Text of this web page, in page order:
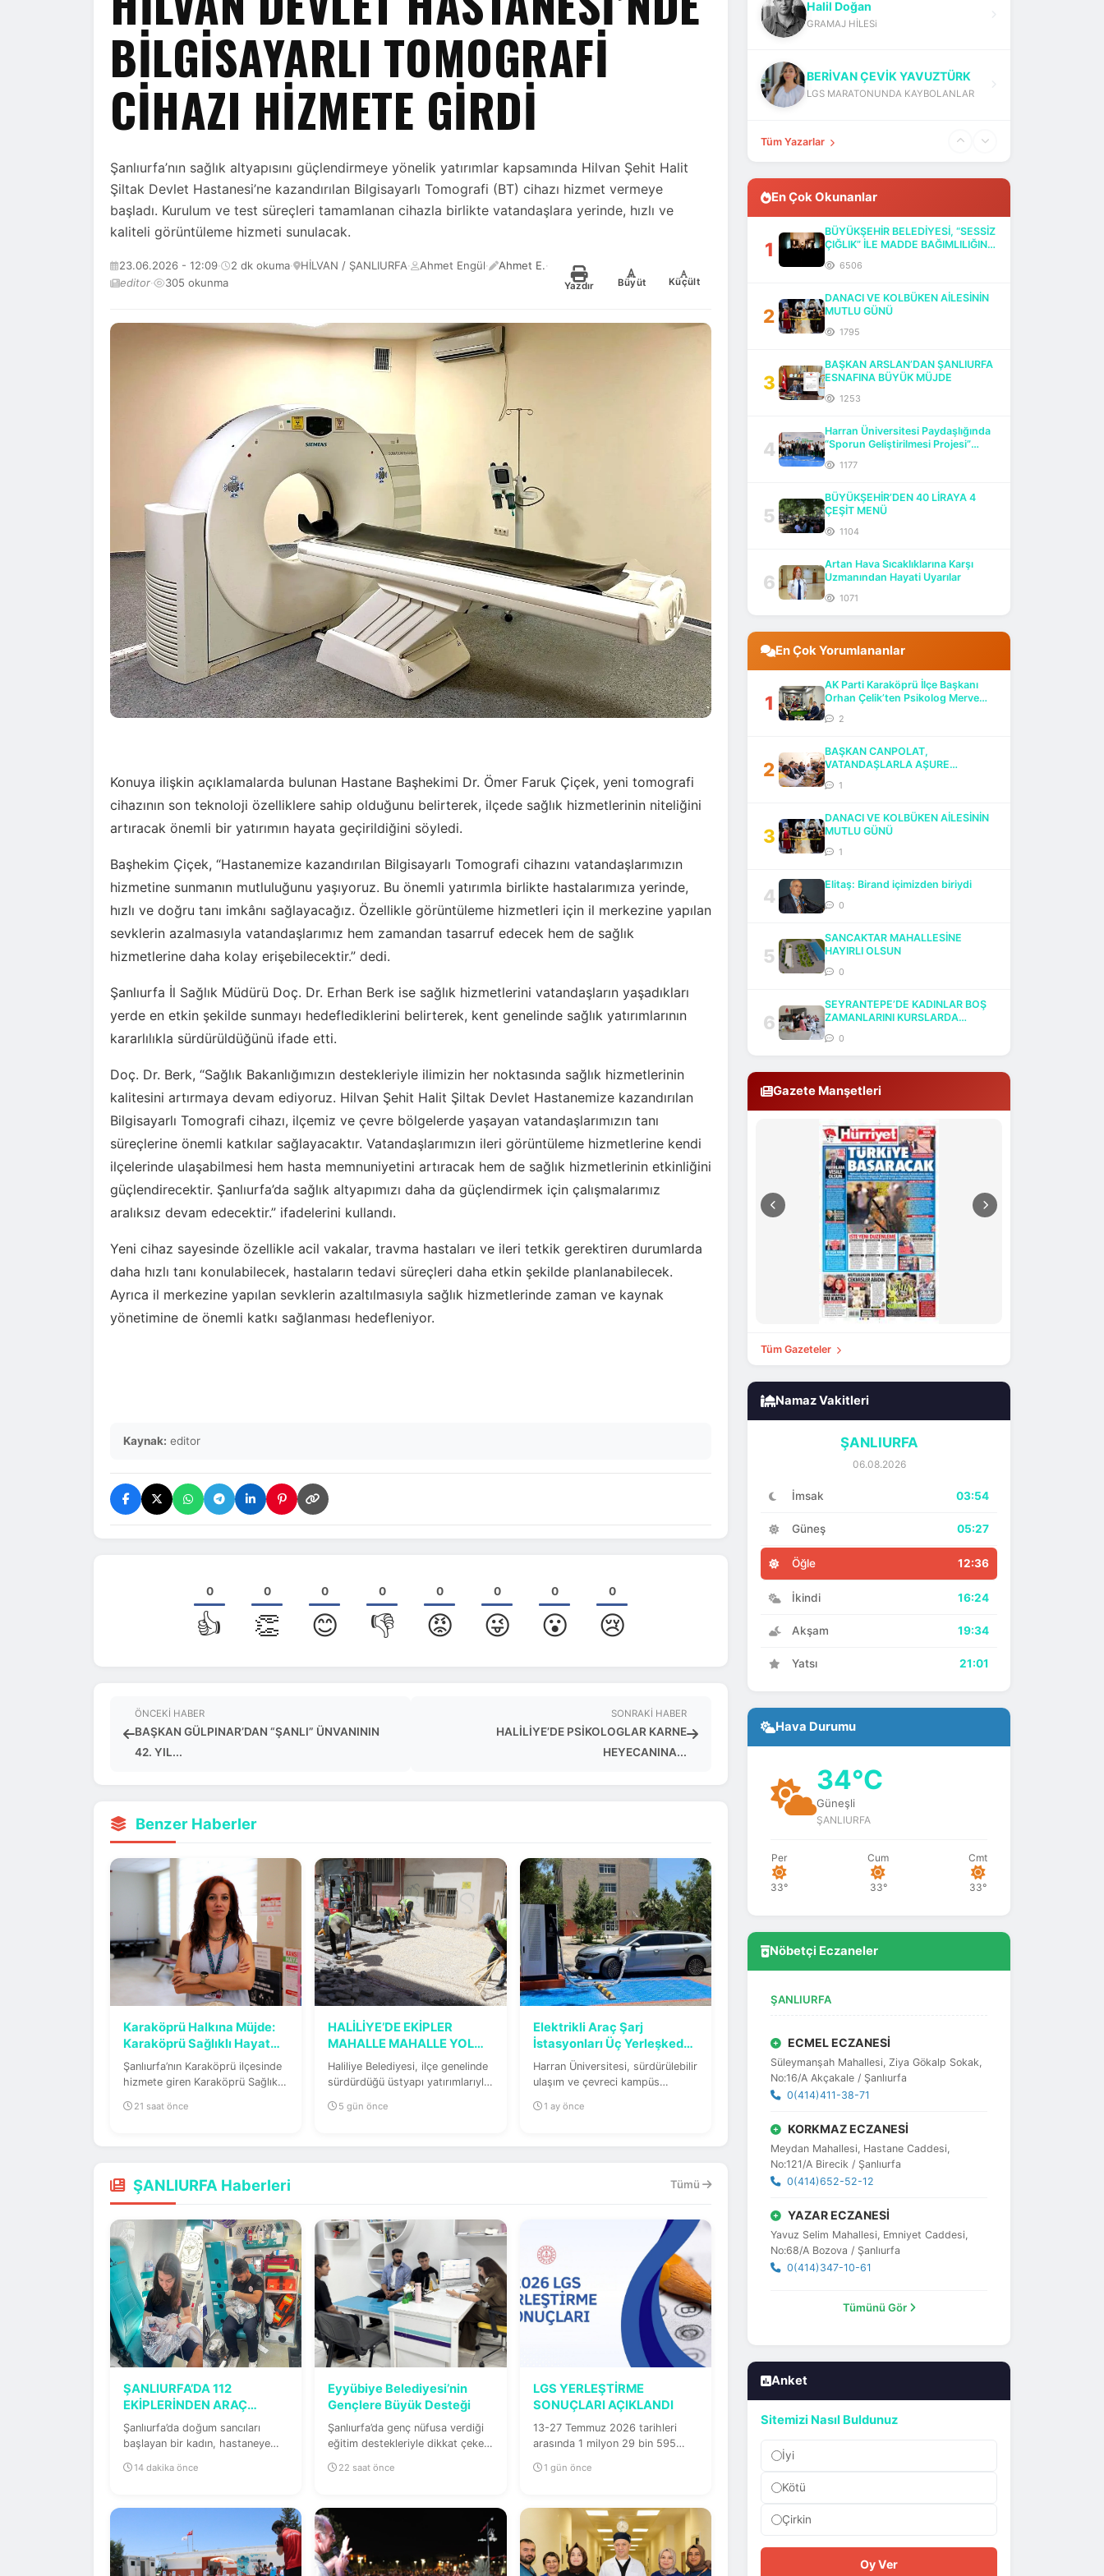
BILGISAYARLI TOMOGRAFI
CIHAZI HIZMETE GIRDI
Şanlıurfa’nın sağlık altyapısını güçlendirmeye yönelik yatırımlar kapsamında Hilvan Şehit Halit
Şiltak Devlet Hastanesi’ne kazandırılan Bilgisayarlı Tomografi (BT) cihazı hizmet vermeye
başladı. Kurulum ve test süreçleri tamamlanan cihazla birlikte vatandaşlara yerinde, hızlı ve
kaliteli görüntüleme hizmeti sunulacak.
23.06.2026 - 12:09· 2 dk okuma· HİLVAN / ŞANLIURFA· Ahmet Engül· Ahmet E.·
editor· 305 okunma Yazdır
+
Büyüt
-
Küçült
Konuya ilişkin açıklamalarda bulunan Hastane Başhekimi Dr. Ömer Faruk Çiçek, yeni tomografi
cihazının son teknoloji özelliklere sahip olduğunu belirterek, ilçede sağlık hizmetlerinin niteliğini
artıracak önemli bir yatırımın hayata geçirildiğini söyledi.
Başhekim Çiçek, “Hastanemize kazandırılan Bilgisayarlı Tomografi cihazını vatandaşlarımızın
hizmetine sunmanın mutluluğunu yaşıyoruz. Bu önemli yatırımla birlikte hastalarımıza yerinde,
hızlı ve doğru tanı imkânı sağlayacağız. Özellikle görüntüleme hizmetleri için il merkezine yapılan
sevklerin azalmasıyla vatandaşlarımız hem zamandan tasarruf edecek hem de sağlık
hizmetlerine daha kolay erişebilecektir.” dedi.
Şanlıurfa İl Sağlık Müdürü Doç. Dr. Erhan Berk ise sağlık hizmetlerini vatandaşların yaşadıkları
yerde en etkin şekilde sunmayı hedeflediklerini belirterek, kent genelinde sağlık yatırımlarının
kararlılıkla sürdürüldüğünü ifade etti.
Doç. Dr. Berk, “Sağlık Bakanlığımızın destekleriyle ilimizin her noktasında sağlık hizmetlerinin
kalitesini artırmaya devam ediyoruz. Hilvan Şehit Halit Şiltak Devlet Hastanemize kazandırılan
Bilgisayarlı Tomografi cihazı, ilçemiz ve çevre bölgelerde yaşayan vatandaşlarımızın tanı
süreçlerine önemli katkılar sağlayacaktır. Vatandaşlarımızın ileri görüntüleme hizmetlerine kendi
ilçelerinde ulaşabilmesi hem hasta memnuniyetini artıracak hem de sağlık hizmetlerinin etkinliğini
güçlendirecektir. Şanlıurfa’da sağlık altyapımızı daha da güçlendirmek için çalışmalarımız
aralıksız devam edecektir.” ifadelerini kullandı.
Yeni cihaz sayesinde özellikle acil vakalar, travma hastaları ve ileri tetkik gerektiren durumlarda
daha hızlı tanı konulabilecek, hastaların tedavi süreçleri daha etkin şekilde planlanabilecek.
Ayrıca il merkezine yapılan sevklerin azaltılmasıyla sağlık hizmetlerinde zaman ve kaynak
yönetimine de önemli katkı sağlanması hedefleniyor.
Kaynak: editor
0
👍
0
👏
0
😊
0
👎
0
😡
0
😜
0
😮
0
😢
ÖNCEKI HABER
BAŞKAN GÜLPINAR’DAN “ŞANLI” ÜNVANININ
42. YIL...
SONRAKI HABER
HALİLİYE’DE PSİKOLOGLAR KARNE
HEYECANINA...
Benzer Haberler
Karaköprü Halkına Müjde:
Karaköprü Sağlıklı Hayat
Merkezi...
Şanlıurfa’nın Karaköprü ilçesinde
hizmete giren Karaköprü Sağlıklı
21 saat önce
HALİLİYE’DE EKİPLER
MAHALLE MAHALLE YOL
KONFORUNU ARTIRIYOR
Haliliye Belediyesi, ilçe genelinde
sürdürdüğü üstyapı yatırımlarıyla
5 gün önce
Elektrikli Araç Şarj
İstasyonları Üç Yerleşkede
Hizmete...
Harran Üniversitesi, sürdürülebilir
ulaşım ve çevreci kampüs
bir...
1 ay önce
ŞANLIURFA Haberleri Tümü
ŞANLIURFA’DA 112
EKİPLERİNDEN ARAÇ
İÇERİSİNDE BAŞARILI...
Şanlıurfa’da doğum sancıları
başlayan bir kadın, hastaneye
14 dakika önce
Eyyübiye Belediyesi’nin
Gençlere Büyük Desteği
Şanlıurfa’da genç nüfusa verdiği
eğitim destekleriyle dikkat çeken
22 saat önce
LGS YERLEŞTİRME
SONUÇLARI AÇIKLANDI
13-27 Temmuz 2026 tarihleri
arasında 1 milyon 29 bin 595
1 gün önce
Halil Doğan
GRAMAJ HİLESi
BERİVAN ÇEVİK YAVUZTÜRK
LGS MARATONUNDA KAYBOLANLAR
Tüm Yazarlar
En Çok Okunanlar
1
BÜYÜKŞEHİR BELEDİYESİ, “SESSİZ
ÇIĞLIK” İLE MADDE BAĞIMLILIĞINA
6506
2
DANACI VE KOLBÜKEN AİLESİNİN
MUTLU GÜNÜ
1795
3
BAŞKAN ARSLAN’DAN ŞANLIURFA
ESNAFINA BÜYÜK MÜJDE
1253
4
Harran Üniversitesi Paydaşlığında
“Sporun Geliştirilmesi Projesi”
1177
5
BÜYÜKŞEHİR’DEN 40 LİRAYA 4
ÇEŞİT MENÜ
1104
6
Artan Hava Sıcaklıklarına Karşı
Uzmanından Hayati Uyarılar
1071
En Çok Yorumlananlar
1
AK Parti Karaköprü İlçe Başkanı
Orhan Çelik’ten Psikolog Merve
2
2
BAŞKAN CANPOLAT,
VATANDAŞLARLA AŞURE
1
3
DANACI VE KOLBÜKEN AİLESİNİN
MUTLU GÜNÜ
1
4
Elitaş: Birand içimizden biriydi
0
5
SANCAKTAR MAHALLESİNE
HAYIRLI OLSUN
0
6
SEYRANTEPE’DE KADINLAR BOŞ
ZAMANLARINI KURSLARDA
0
Gazete Manşetleri
Tüm Gazeteler
Namaz Vakitleri
ŞANLIURFA
06.08.2026
İmsak 03:54
Güneş 05:27
Öğle 12:36
İkindi 16:24
Akşam 19:34
Yatsı 21:01
Hava Durumu
34°C
Güneşli
ŞANLIURFA
Per
33°
Cum
33°
Cmt
33°
Nöbetçi Eczaneler
ŞANLIURFA
ECMEL ECZANESİ
Süleymanşah Mahallesi, Ziya Gökalp Sokak,
No:16/A Akçakale / Şanlıurfa
0(414)411-38-71
KORKMAZ ECZANESİ
Meydan Mahallesi, Hastane Caddesi,
No:121/A Birecik / Şanlıurfa
0(414)652-52-12
YAZAR ECZANESİ
Yavuz Selim Mahallesi, Emniyet Caddesi,
No:68/A Bozova / Şanlıurfa
0(414)347-10-61
Tümünü Gör
Anket
Sitemizi Nasıl Buldunuz
İyi
Kötü
Çirkin
Oy Ver